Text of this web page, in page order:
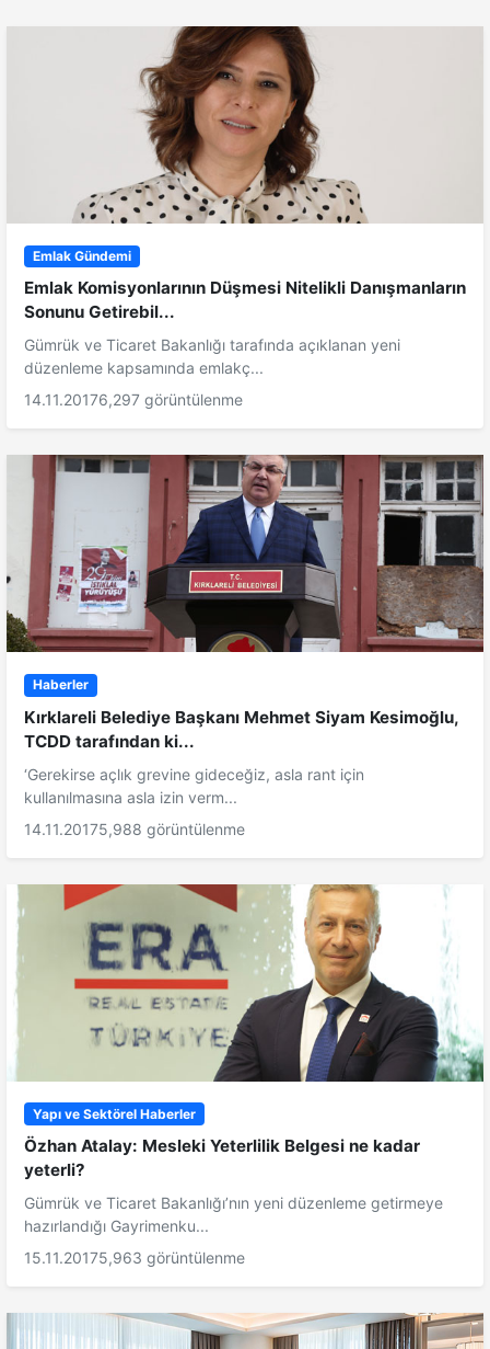
Emlak Gündemi
Emlak Komisyonlarının Düşmesi Nitelikli Danışmanların
Sonunu Getirebil...
Gümrük ve Ticaret Bakanlığı tarafında açıklanan yeni
düzenleme kapsamında emlakç...
14.11.20176,297 görüntülenme
Haberler
Kırklareli Belediye Başkanı Mehmet Siyam Kesimoğlu,
TCDD tarafından ki...
‘Gerekirse açlık grevine gideceğiz, asla rant için
kullanılmasına asla izin verm...
14.11.20175,988 görüntülenme
Yapı ve Sektörel Haberler
Özhan Atalay: Mesleki Yeterlilik Belgesi ne kadar
yeterli?
Gümrük ve Ticaret Bakanlığı’nın yeni düzenleme getirmeye
hazırlandığı Gayrimenku...
15.11.20175,963 görüntülenme